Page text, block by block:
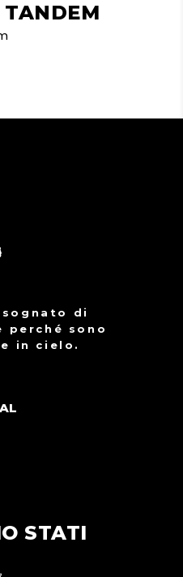
sognato di
perché sono
in cielo.
STATI